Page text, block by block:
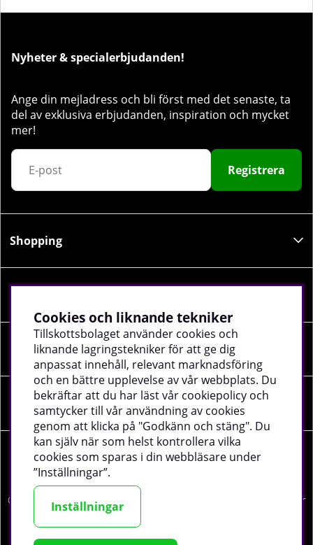
Nyheter & specialerbjudanden!
Ange din mejladress och bli först med det senaste, ta
del av exklusiva erbjudanden, inspiration och mycket
mer!
Registrera
Shopping
Sociala medier
Företagsuppgifter
© 2026 tillskottsbolaget.se. Vi använder cookies -
läs mer
Cookies och liknande tekniker
Tillskottsbolaget använder cookies och
liknande lagringstekniker för att ge dig
anpassat innehåll, relevant marknadsföring
och en bättre upplevelse av vår webbplats. Du
bekräftar att du har läst vår cookiepolicy och
samtycker till vår användning av cookies
genom att klicka på "Godkänn och stäng". Du
kan själv när som helst kontrollera vilka
cookies som sparas i din webbläsare under
”Inställningar”.
Inställningar